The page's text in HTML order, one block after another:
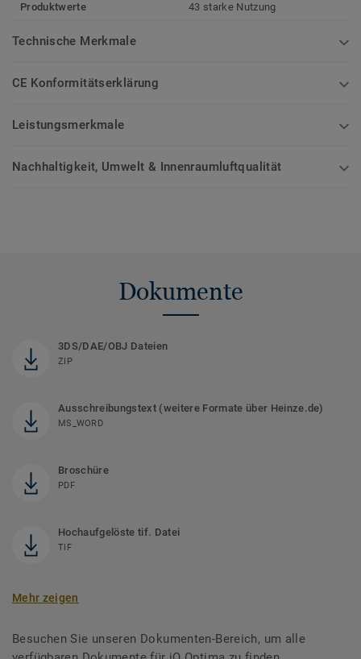
Produktwerte 43 starke Nutzung
Technische Merkmale
CE Konformitätserklärung
Leistungsmerkmale
Nachhaltigkeit, Umwelt & Innenraumluftqualität
Dokumente
3DS/DAE/OBJ Dateien
ZIP
Ausschreibungstext (weitere Formate über Heinze.de)
MS_WORD
Broschüre
PDF
Hochaufgelöste tif. Datei
TIF
Mehr zeigen
Besuchen Sie unseren Dokumenten-Bereich, um alle